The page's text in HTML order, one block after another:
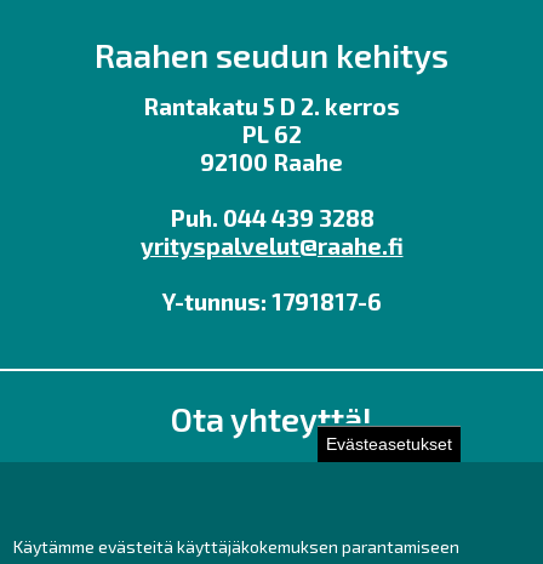
Evästeasetukset
Käytämme evästeitä käyttäjäkokemuksen parantamiseen
Raahen seudun kehitys
Rantakatu 5 D 2. kerros
PL 62
92100 Raahe
Puh. 044 439 3288
yrityspalvelut@raahe.fi
Y-tunnus: 1791817-6
Ota yhteyttä!
Toimisto